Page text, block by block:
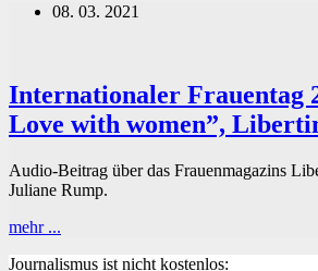
08. 03. 2021
Internationaler Frauentag
Love with women”,
Audio-Beitrag über das Frauenmagazins
Juliane Rump.
mehr ...
2021
Journalismus ist nicht kostenlos: